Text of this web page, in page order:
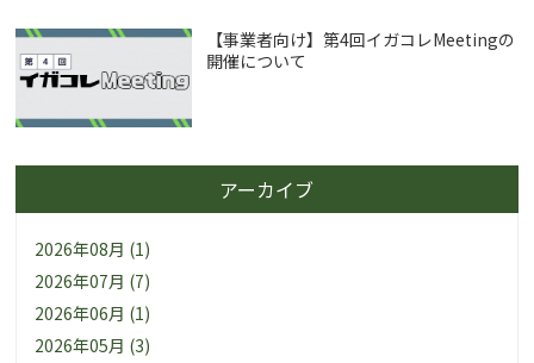
【事業者向け】第4回イガコレMeetingの
開催について
アーカイブ
2026年08月 (1)
2026年07月 (7)
2026年06月 (1)
2026年05月 (3)